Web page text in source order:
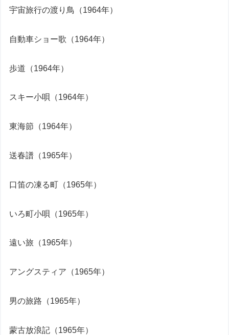
宇宙旅行の渡り鳥（1964年）
自動車ショー歌（1964年）
歩道（1964年）
スキー小唄（1964年）
東海節（1964年）
送春譜（1965年）
口笛の凍る町（1965年）
いろ町小唄（1965年）
遠い旅（1965年）
アングスティア（1965年）
男の旅路（1965年）
蒙古放浪記（1965年）